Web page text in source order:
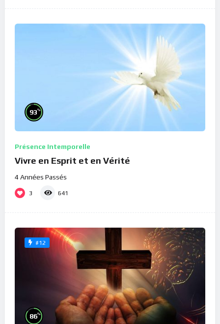
93%
Présence Intemporelle
Vivre en Esprit et en Vérité
4 Années Passés
3 641
#12
86%